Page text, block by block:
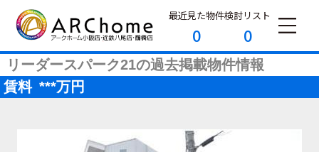
最近見た物件
0
検討リスト
0
リーダースパーク21の過去掲載物件情報
賃料 ***万円